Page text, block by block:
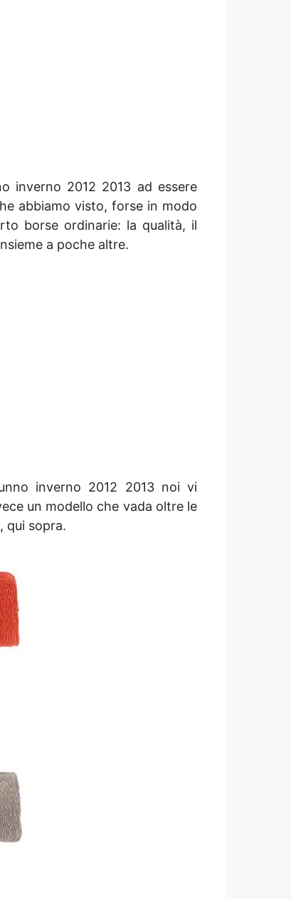
inverno 2012 2013 ad essere
abbiamo visto, forse in modo
borse ordinarie: la qualità, il
a poche altre.
inverno 2012 2013 noi vi
un modello che vada oltre le
qui sopra.